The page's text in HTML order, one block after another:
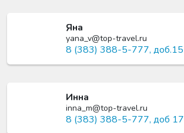
Яна
yana_v@top-travel.ru
8 (383) 388-5-777, доб.15
Инна
inna_m@top-travel.ru
8 (383) 388-5-777, доб 17